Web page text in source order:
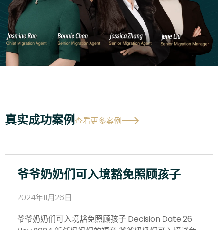
真实成功案例查看更多案例
爷爷奶奶们可入境豁免照顾孩子
2024年11月26日
爷爷奶奶们可入境豁免照顾孩子 Decision Date 26